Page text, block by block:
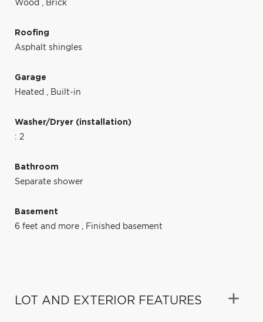
Wood , Brick
Roofing
Asphalt shingles
Garage
Heated , Built-in
Washer/Dryer (installation)
: 2
Bathroom
Separate shower
Basement
6 feet and more , Finished basement
LOT AND EXTERIOR FEATURES